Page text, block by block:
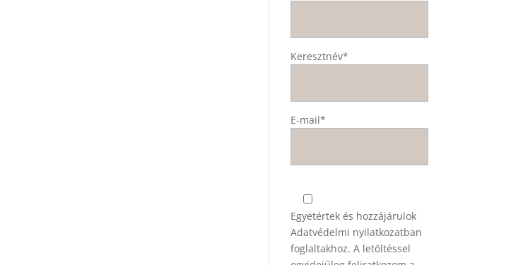
Keresztnév*
E-mail*
Egyetértek és hozzájárulok
Adatvédelmi nyilatkozatban
foglaltakhoz. A letöltéssel